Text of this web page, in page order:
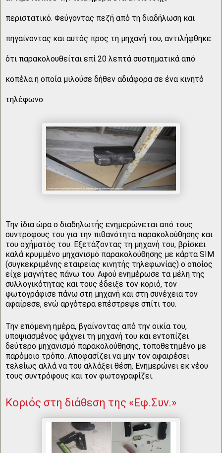
περιστατικό. Φεύγοντας πεζή από τη διαδήλωση και
πηγαίνοντας και αυτός προς τη μηχανή του, αντιλήφθηκε
ότι παρακολουθείται επί 20 λεπτά συστηματικά από
κοπέλα η οποία μιλούσε δήθεν αδιάφορα σε ένα κινητό
τηλέφωνο.
Την ίδια ώρα ο διαδηλωτής ενημερώνεται από τους
συντρόφους του για την πιθανότητα παρακολούθησης και
του οχήματός του. Εξετάζοντας τη μηχανή του, βρίσκει
καλά κρυμμένο μηχανισμό παρακολούθησης με κάρτα SIM
(συγκεκριμένης εταιρείας κινητής τηλεφωνίας) ο οποίος
είχε μαγνήτες πάνω του. Αφού ενημέρωσε τα μέλη της
συλλογικότητας και τους έδειξε τον κοριό, τον
φωτογράφισε πάνω στη μηχανή και στη συνέχεια τον
αφαίρεσε, ενώ αργότερα επέστρεψε σπίτι του.
Την επόμενη ημέρα, βγαίνοντας από την οικία του,
υποψιασμένος ψάχνει τη μηχανή του και εντοπίζει
δεύτερο μηχανισμό παρακολούθησης, τοποθετημένο με
παρόμοιο τρόπο. Αποφασίζει να μην τον αφαιρέσει
τελείως αλλά να του αλλάξει θέση. Ενημερώνει εκ νέου
τους συντρόφους και τον φωτογραφίζει.
Κοριός στη διάθεση της «Εφ.Συν.»